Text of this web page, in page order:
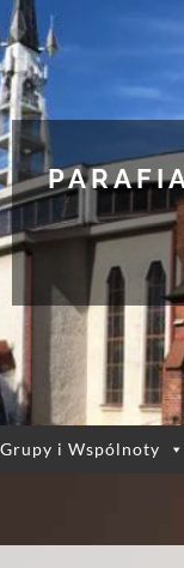
Grupy i Wspólnoty